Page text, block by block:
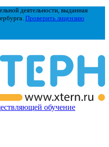
деятельности, выданная
Проверить лицензию
обучение